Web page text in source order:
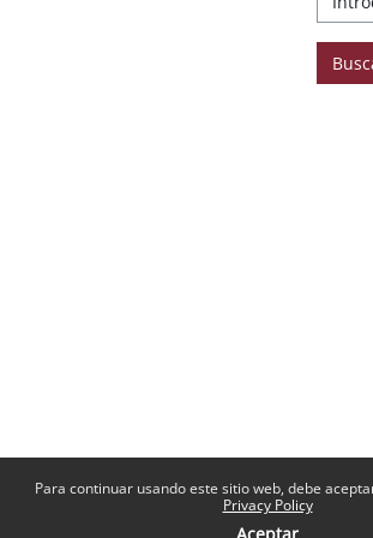
Para continuar usando este sitio web, debe
Privacy Policy